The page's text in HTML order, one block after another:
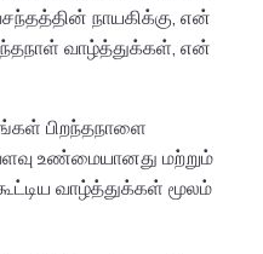
நாயகிக்கு, என்
வாழ்த்துக்கள், என்
பிறந்தநாளை
உண்மையானது மற்றும்
வாழ்த்துக்கள் மூலம்